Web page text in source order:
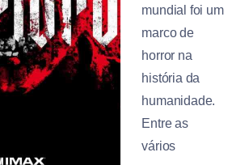
mundial foi um
marco de
horror na
história da
humanidade.
Entre as
vários